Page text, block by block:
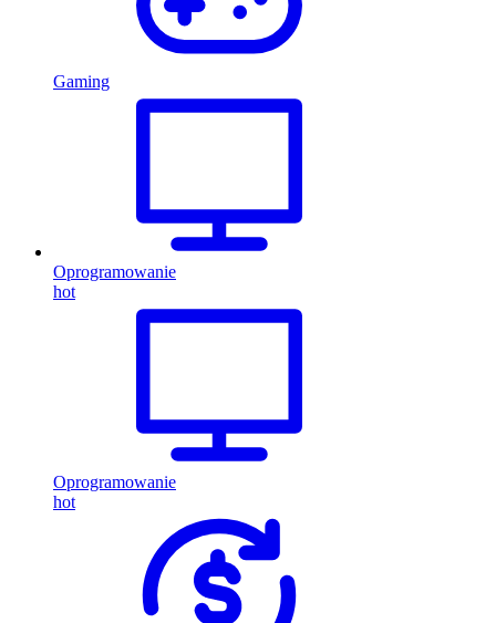
Gaming
Oprogramowanie
hot
Oprogramowanie
hot